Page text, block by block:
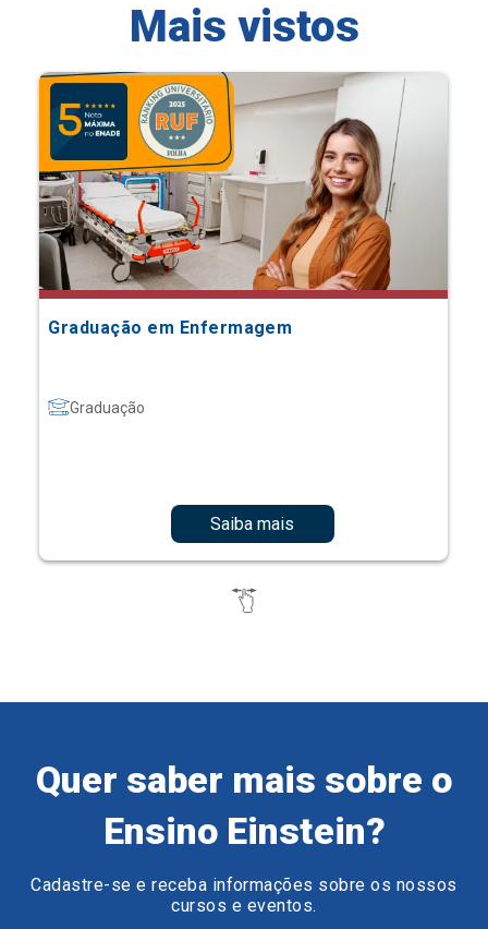
Mais vistos
Graduação em Enfermagem
Graduação
Saiba mais
Quer saber mais sobre o
Ensino Einstein?
Cadastre-se e receba informações sobre os nossos
cursos e eventos.